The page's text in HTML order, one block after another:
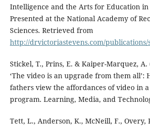
Intelligence and the Arts for Education in
Presented at the National Academy of
Sciences. Retrieved from
http://drvictoriastevens.com/publications/
Stickel, T., Prins, E. & Kaiper-Marquez,
‘The video is an upgrade from them all’:
fathers view the affordances of video in
program. Learning, Media, and
Tett, L., Anderson, K., McNeill, F., Overy,